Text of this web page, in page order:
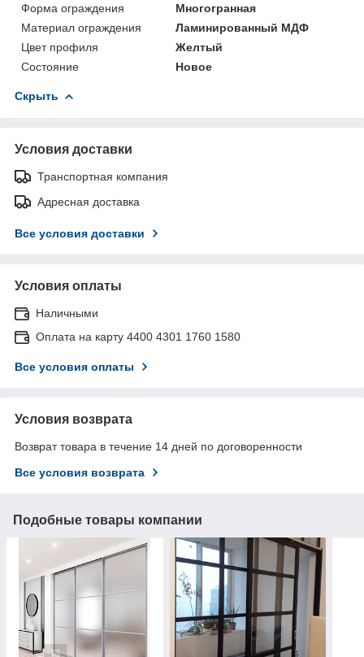
Форма ограждения
Многогранная
Материал ограждения
Ламинированный МДФ
Цвет профиля
Желтый
Состояние
Новое
Скрыть
Условия доставки
Транспортная компания
Адресная доставка
Все условия доставки
Условия оплаты
Наличными
Оплата на карту 4400 4301 1760 1580
Все условия оплаты
Условия возврата
Возврат товара в течение 14 дней по договоренности
Все условия возврата
Подобные товары компании